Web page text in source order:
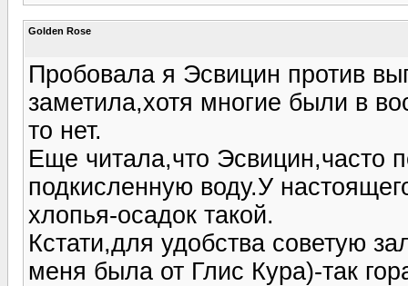
Golden Rose
Пробовала я Эсвицин против
заметила,хотя многие были в
то нет.
Еще читала,что Эсвицин,часто
подкисленную воду.У
хлопья-осадок такой.
Кстати,для удобства советую
меня была от Глис Кура)-так